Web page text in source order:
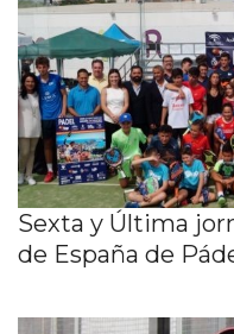
Sexta y Última
de España de